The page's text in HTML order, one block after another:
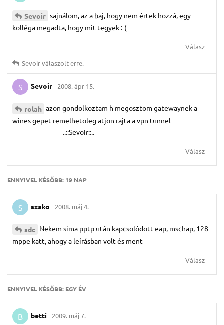
Sevoir sajnálom, az a baj, hogy nem értek hozzá, egy
kolléga megadta, hogy mit tegyek :-(
Válasz
Sevoirválaszolt erre.
S Sevoir 2008. ápr 15.
rolah azon gondolkoztam h megosztom gatewaynek a
wines gepet remelhetoleg atjon rajta a vpn tunnel
______________ ..::Sevoir::..
Válasz
ENNYIVEL KÉSŐBB: 19 NAP
S szako 2008. máj 4.
sdc Nekem sima pptp után kapcsolódott eap, mschap, 128
mppe katt, ahogy a leírásban volt és ment
Válasz
ENNYIVEL KÉSŐBB: EGY ÉV
B betti 2009. máj 7.